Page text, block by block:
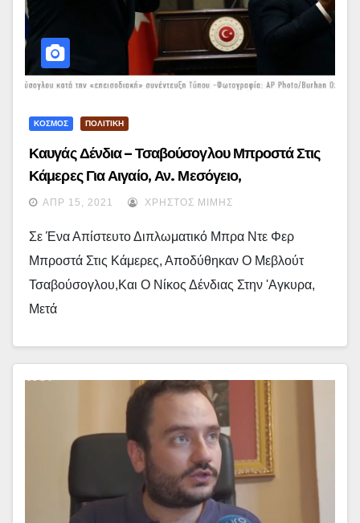
ΚΟΣΜΟΣ ΠΟΛΙΤΙΚΗ
Καυγάς Δένδια – Τσαβούσογλου Μπροστά Στις
Κάμερες Για Αιγαίο, Αν. Μεσόγειο,
Μουσουλμανική Μειονότητα,
ΑΠΡ 15, 2021 ΧΡΉΣΤΟΣ ΜΊΜΗΣ
Σε Ένα Απίστευτο Διπλωματικό Μπρα Ντε Φερ
Μπροστά Στις Κάμερες, Αποδύθηκαν Ο Μεβλούτ
Τσαβούσογλου,και Ο Νίκος Δένδιας Στην 'Αγκυρα,
Μετά